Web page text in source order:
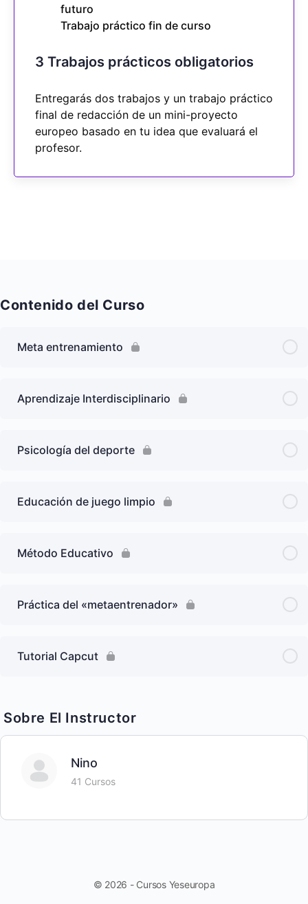
futuro
Trabajo práctico fin de curso
3 Trabajos prácticos obligatorios
Entregarás dos trabajos y un trabajo práctico
final de redacción de un mini-proyecto
europeo basado en tu idea que evaluará el
profesor.
Contenido del Curso
Meta entrenamiento
Aprendizaje Interdisciplinario
Psicología del deporte
Educación de juego limpio
Método Educativo
Práctica del «metaentrenador»
Tutorial Capcut
Sobre El Instructor
Nino
41 Cursos
© 2026 - Cursos Yeseuropa